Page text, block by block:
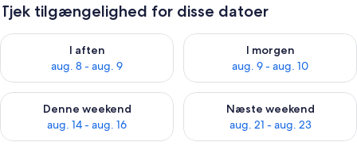
Tjek tilgængelighed for disse datoer
I aften
aug. 8 - aug. 9
Tjek tilgængelighed for i aften aug. 8 - aug. 9
I morgen
aug. 9 - aug. 10
Tjek tilgængelighed for i
Denne weekend
aug. 14 - aug. 16
Tjek tilgængelighed for denne weekend aug. 14 - aug. 16
Næste weekend
aug. 21 - aug. 23
Tjek tilgængelighed for næste